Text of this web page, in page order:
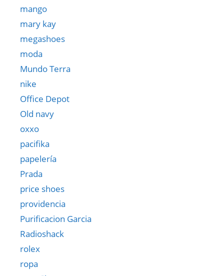
mango
mary kay
megashoes
moda
Mundo Terra
nike
Office Depot
Old navy
oxxo
pacifika
papelería
Prada
price shoes
providencia
Purificacion Garcia
Radioshack
rolex
ropa